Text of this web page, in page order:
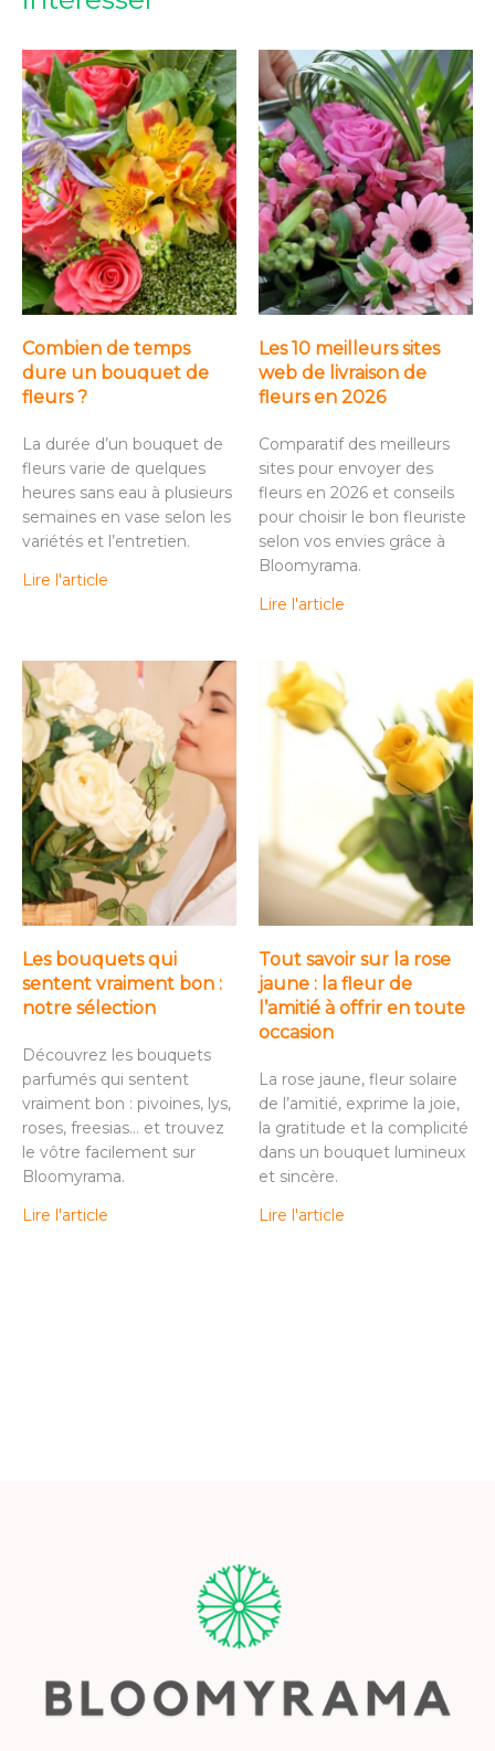
Combien de temps
dure un bouquet de
fleurs ?
La durée d’un bouquet de
fleurs varie de quelques
heures sans eau à plusieurs
semaines en vase selon les
variétés et l’entretien.
Lire l'article
Les 10 meilleurs sites
web de livraison de
fleurs en 2026
Comparatif des meilleurs
sites pour envoyer des
fleurs en 2026 et conseils
pour choisir le bon fleuriste
selon vos envies grâce à
Bloomyrama.
Lire l'article
Les bouquets qui
sentent vraiment bon :
notre sélection
Découvrez les bouquets
parfumés qui sentent
vraiment bon : pivoines, lys,
roses, freesias… et trouvez
le vôtre facilement sur
Bloomyrama.
Lire l'article
Tout savoir sur la rose
jaune : la fleur de
l’amitié à offrir en toute
occasion
La rose jaune, fleur solaire
de l’amitié, exprime la joie,
la gratitude et la complicité
dans un bouquet lumineux
et sincère.
Lire l'article